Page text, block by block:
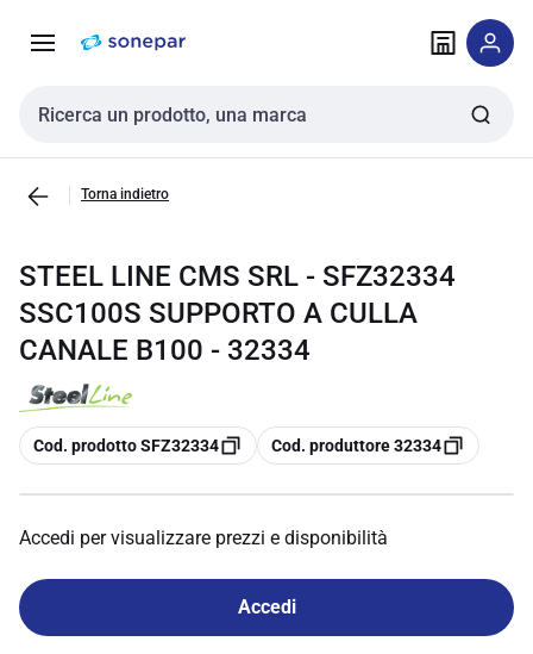
navigazione alla
Cerca input
Torna indietro
STEEL LINE CMS SRL - SFZ32334
SSC100S SUPPORTO A CULLA
CANALE B100 - 32334
copia
Cod. prodotto SFZ32334 copia
Cod. produttore 32334
Accedi per visualizzare prezzi e disponibilità
Accedi